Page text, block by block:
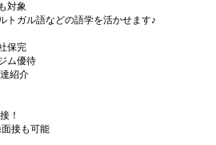
対象
ガル語などの語学を活かせます♪
保完
ム優待
紹介
！
接も可能